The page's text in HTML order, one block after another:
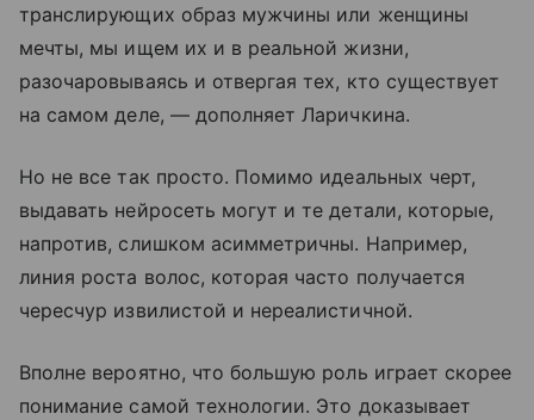
транслирующих образ мужчины или женщины
мечты, мы ищем их и в реальной жизни,
разочаровываясь и отвергая тех, кто существует
на самом деле, — дополняет Ларичкина.
Но не все так просто. Помимо идеальных черт,
выдавать нейросеть могут и те детали, которые,
напротив, слишком асимметричны. Например,
линия роста волос, которая часто получается
чересчур извилистой и нереалистичной.
Вполне вероятно, что большую роль играет скорее
понимание самой технологии. Это доказывает